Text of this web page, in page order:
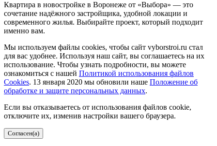
Квартира в новостройке в Воронеже от «Выбора» — это
сочетание надёжного застройщика, удобной локации и
современного жилья. Выбирайте проект, который подходит
именно вам.
Мы используем файлы cookies, чтобы сайт vyborstroi.ru стал
для вас удобнее. Используя наш сайт, вы соглашаетесь на их
использование. Чтобы узнать подробности, вы можете
ознакомиться с нашей Политикой использования файлов
Cookies. 13 января 2020 мы обновили наше Положение об
обработке и защите персональных данных.
Если вы отказываетесь от использования файлов cookie,
отключите их, изменив настройки вашего браузера.
Согласен(а)